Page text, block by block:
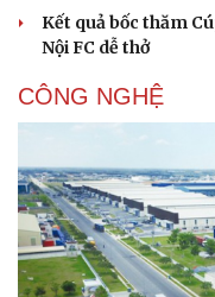
Kết quả bốc thăm
Nội FC dễ thở
CÔNG NGHỆ